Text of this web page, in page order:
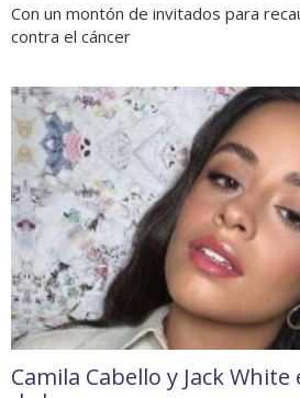
Con un montón de invitados para
contra el cáncer
Camila Cabello y Jack